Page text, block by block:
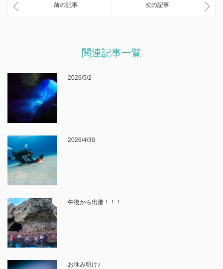
前の記事 次の記事
関連記事一覧
2026/5/2
2026/4/30
午後から出港！！！
お休み明け♪